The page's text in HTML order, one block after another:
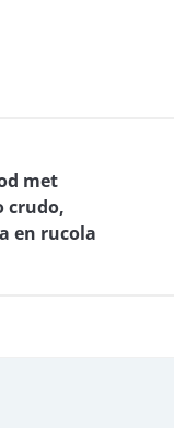
met
crudo,
en rucola